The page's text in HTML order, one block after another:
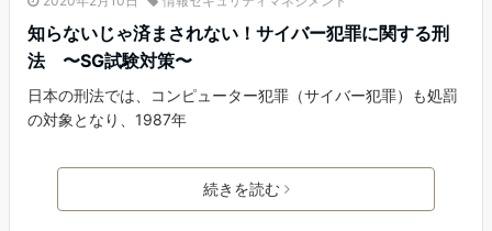
知らないじゃ済まされない！サイバー犯罪に関する刑
法 〜SG試験対策〜
日本の刑法では、コンピューター犯罪（サイバー犯罪）も処罰
の対象となり、1987年
続きを読む